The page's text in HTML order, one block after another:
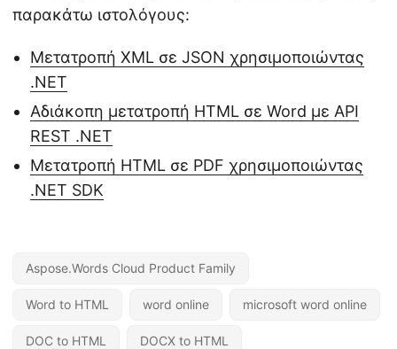
παρακάτω ιστολόγους:
Μετατροπή XML σε JSON χρησιμοποιώντας
.NET
Αδιάκοπη μετατροπή HTML σε Word με API
REST .NET
Μετατροπή HTML σε PDF χρησιμοποιώντας
.NET SDK
Aspose.Words Cloud Product Family
Word to HTML word online microsoft word online
DOC to HTML DOCX to HTML